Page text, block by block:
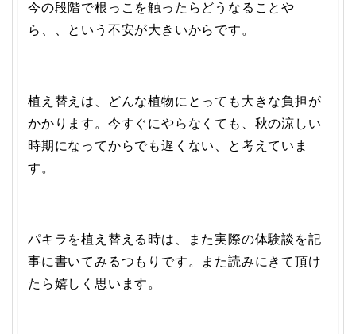
今の段階で根っこを触ったらどうなることや
ら、、という不安が大きいからです。
植え替えは、どんな植物にとっても大きな負担が
かかります。今すぐにやらなくても、秋の涼しい
時期になってからでも遅くない、と考えていま
す。
パキラを植え替える時は、また実際の体験談を記
事に書いてみるつもりです。また読みにきて頂け
たら嬉しく思います。